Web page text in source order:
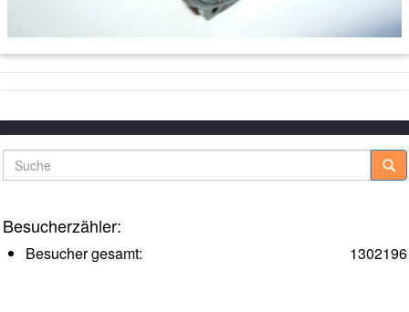
Suche
Besucherzähler:
1302196
Besucher gesamt: